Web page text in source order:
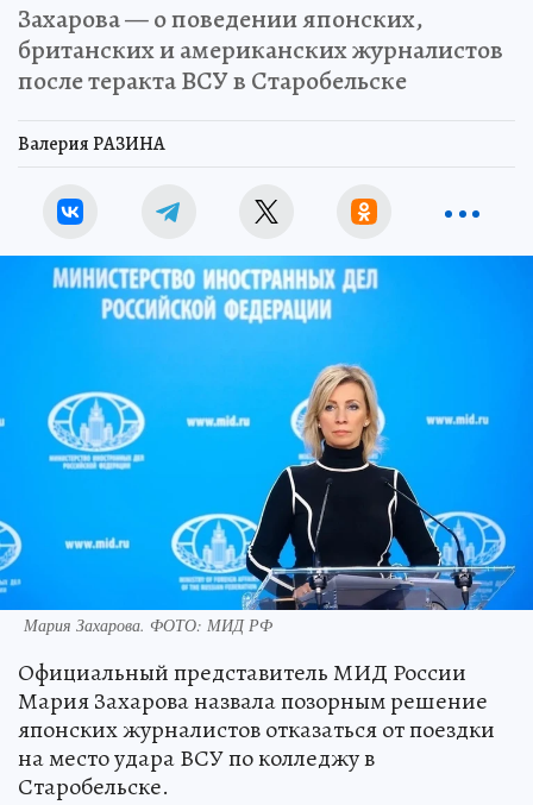
Захарова — о поведении японских,
британских и американских журналистов
после теракта ВСУ в Старобельске
Валерия РАЗИНА
Мария Захарова. ФОТО: МИД РФ
Официальный представитель МИД России
Мария Захарова назвала позорным решение
японских журналистов отказаться от поездки
на место удара ВСУ по колледжу в
Старобельске.